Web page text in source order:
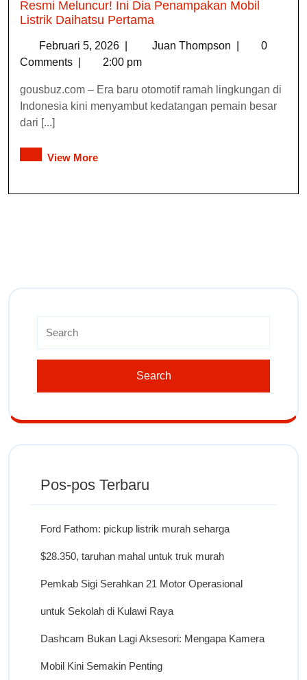
Resmi Meluncur! Ini Dia Penampakan Mobil
Listrik Daihatsu Pertama
Februari 5, 2026 Juan Thompson
0
Comments
2:00 pm
gousbuz.com – Era baru otomotif ramah lingkungan di
Indonesia kini menyambut kedatangan pemain besar
dari [...]
View More
Pos-pos Terbaru
Ford Fathom: pickup listrik murah seharga
$28.350, taruhan mahal untuk truk murah
Pemkab Sigi Serahkan 21 Motor Operasional
untuk Sekolah di Kulawi Raya
Dashcam Bukan Lagi Aksesori: Mengapa Kamera
Mobil Kini Semakin Penting